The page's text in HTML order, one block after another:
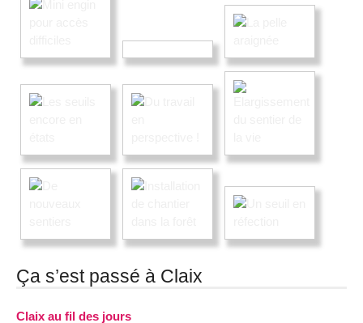
Ça s’est passé à Claix
Claix au fil des jours